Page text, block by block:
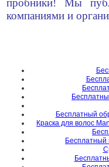
пробники! Мы
компаниями и
Бесплатный
Краска для волос
Бесплатный